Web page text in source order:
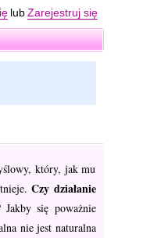
lub Zarejestruj się
który, jak mu
Czy działanie
się poważnie
nie jest naturalna